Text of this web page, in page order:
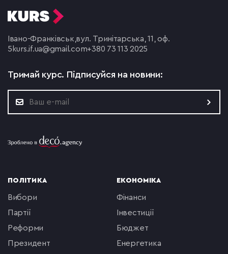
Івано-Франківськ,вул. Тринітарська, 11, оф.
5 kurs.if.ua@gmail.com+380 73 113 2025
Тримай курс. Підписуйся на новини:
ПОЛІТИКА
вибори
партії
реформи
президент
ЕКОНОМІКА
фінанси
інвестиції
бюджет
енергетика